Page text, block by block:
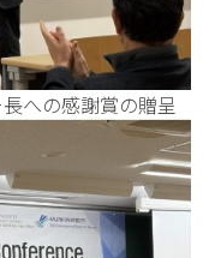
の感謝賞の贈呈